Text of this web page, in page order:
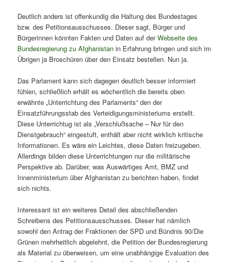
Deutlich anders ist offenkundig die Haltung des Bundestages
bzw. des Petitionsausschusses. Dieser sagt, Bürger und
Bürgerinnen könnten Fakten und Daten auf derWebseite des
Bundesregierung zu Afghanistan in Erfahrung bringen und sich im
Übrigen ja Broschüren über den Einsatz bestellen. Nun ja.
Das Parlament kann sich dagegen deutlich besser informiert
fühlen, schließlich erhält es wöchentlich die bereits oben
erwähnte „Unterrichtung des Parlaments“ den der
Einsatzführungsstab des Verteidigungsministeriums erstellt.
Diese Unterrichtug ist als „Verschlußsache – Nur für den
Dienstgebrauch“ eingestuft, enthält aber nicht wirklich kritische
Informationen. Es wäre ein Leichtes, diese Daten freizugeben.
Allerdings bilden diese Unterrichtungen nur die militärische
Perspektive ab. Darüber, was Auswärtiges Amt, BMZ und
Innenministerium über Afghanistan zu berichten haben, findet
sich nichts.
Interessant ist ein weiteres Detail des abschließenden
Schreibens des Petitionsausschusses. Dieser hat nämlich
sowohl den Antrag der Fraktionen der SPD und Bündnis 90/Die
Grünen mehrheitlich abgelehnt, die Petition der Bundesregierung
als Material zu überweisen, um eine unabhängige Evaluation des